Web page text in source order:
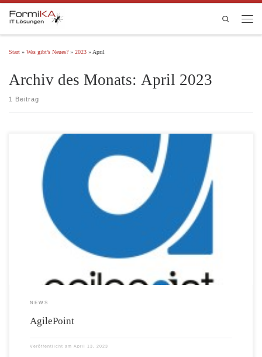
Zum Inhalt springen
Search
Start » Was gibt’s Neues? » 2023 » April
Archiv des Monats: April 2023
1 Beitrag
Als Lösungspartner der Low-Code/No-Code Plattform AgilePoint unterstützen wir Sie bei der
Digitalisierung und Automatisierung Ihrer Geschäftsprozesse. Mehr Informationen zu AgilePoint
finden Sie auf unserer Infoseite: AgilePoint
NEWS
AgilePoint
Veröffentlicht am April 13, 2023